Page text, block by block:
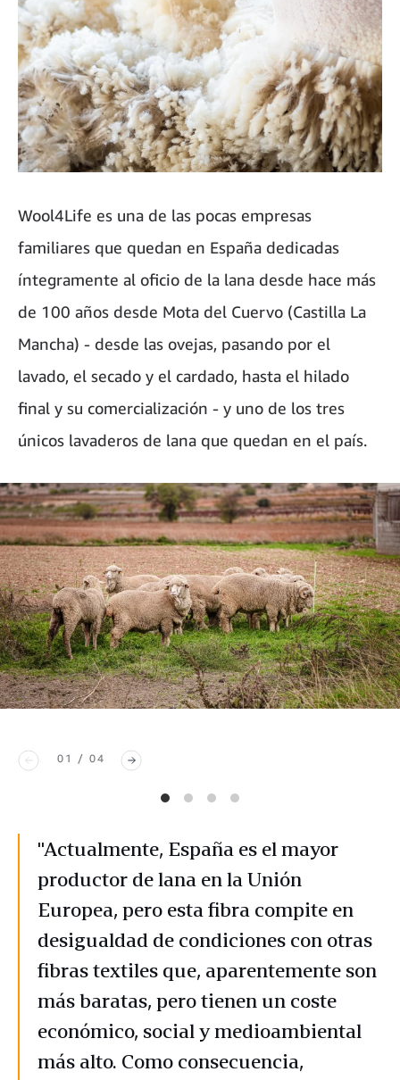
Wool4Life es una de las pocas empresas
familiares que quedan en España dedicadas
íntegramente al oficio de la lana desde hace más
de 100 años desde Mota del Cuervo (Castilla La
Mancha) - desde las ovejas, pasando por el
lavado, el secado y el cardado, hasta el hilado
final y su comercialización - y uno de los tres
únicos lavaderos de lana que quedan en el país.
01 / 04
"Actualmente, España es el mayor
productor de lana en la Unión
Europea, pero esta fibra compite en
desigualdad de condiciones con otras
fibras textiles que, aparentemente son
más baratas, pero tienen un coste
económico, social y medioambiental
más alto. Como consecuencia,